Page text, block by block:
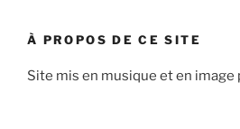
À PROPOS DE CE SITE
Site mis en musique et en image